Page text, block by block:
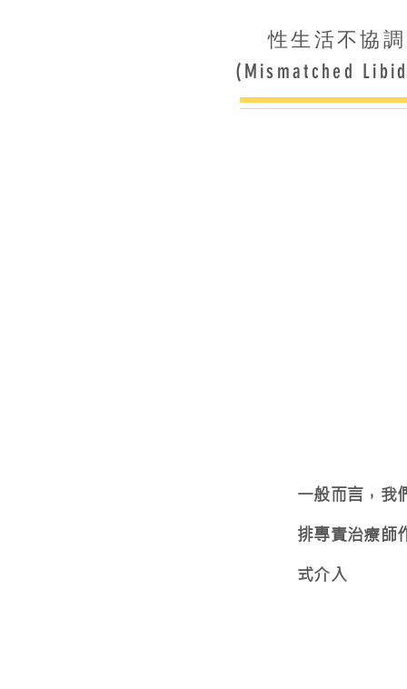
性生活不協調
(Mismatched
一般而言，我
排專責治療師
式介入